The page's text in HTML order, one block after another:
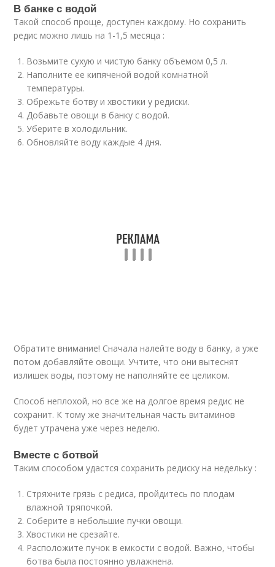
В банке с водой
Такой способ проще, доступен каждому. Но сохранить
редис можно лишь на 1-1,5 месяца :
Возьмите сухую и чистую банку объемом 0,5 л.
Наполните ее кипяченой водой комнатной
температуры.
Обрежьте ботву и хвостики у редиски.
Добавьте овощи в банку с водой.
Уберите в холодильник.
Обновляйте воду каждые 4 дня.
Обратите внимание! Сначала налейте воду в банку, а уже
потом добавляйте овощи. Учтите, что они вытеснят
излишек воды, поэтому не наполняйте ее целиком.
Способ неплохой, но все же на долгое время редис не
сохранит. К тому же значительная часть витаминов
будет утрачена уже через неделю.
Вместе с ботвой
Таким способом удастся сохранить редиску на недельку :
Стряхните грязь с редиса, пройдитесь по плодам
влажной тряпочкой.
Соберите в небольшие пучки овощи.
Хвостики не срезайте.
Расположите пучок в емкости с водой. Важно, чтобы
ботва была постоянно увлажнена.